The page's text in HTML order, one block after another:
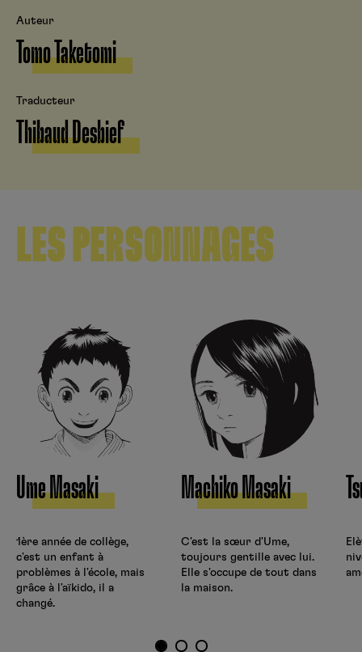
Auteur
Tomo Taketomi
Traducteur
Thibaud Desbief
LES PERSONNAGES
Ume Masaki
1ère année de collège,
c'est un enfant à
problèmes à l'école, mais
grâce à l'aïkido, il a
changé.
Machiko Masaki
C'est la sœur d'Ume,
toujours gentille avec lui.
Elle s'occupe de tout dans
la maison.
1 2 3